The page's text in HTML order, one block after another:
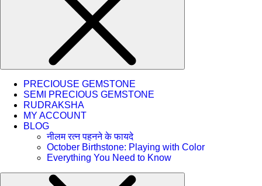
PRECIOUSE GEMSTONE
SEMI PRECIOUS GEMSTONE
RUDRAKSHA
MY ACCOUNT
BLOG
नीलम रत्न पहनने के फायदे
October Birthstone: Playing with Color
Everything You Need to Know